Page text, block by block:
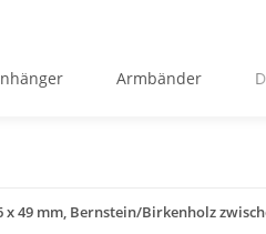
Armbänder
x 49 mm, Bernstein/Birkenholz